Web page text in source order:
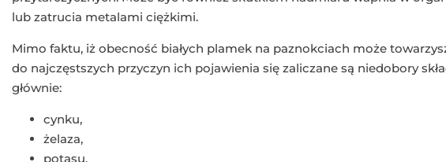
lub zatrucia metalami ciężkimi.
Mimo faktu, iż obecność białych plamek na paznokciach może
do najczęstszych przyczyn ich pojawienia się zaliczane są niedobory
głównie:
cynku,
żelaza,
potasu,